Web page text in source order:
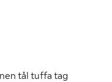
tål tuffa tag